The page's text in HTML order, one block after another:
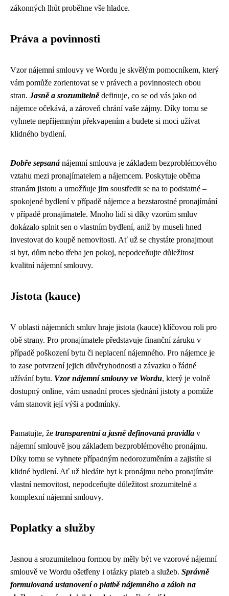
zákonných lhůt proběhne vše hladce.
Práva a povinnosti
Vzor nájemní smlouvy ve Wordu je skvělým pomocníkem, který
vám pomůže zorientovat se v právech a povinnostech obou
stran. Jasně a srozumitelnědefinuje, co se od vás jako od
nájemce očekává, a zároveň chrání vaše zájmy. Díky tomu se
vyhnete nepříjemným překvapením a budete si moci užívat
klidného bydlení.
Dobře sepsaná nájemní smlouva je základem bezproblémového
vztahu mezi pronajímatelem a nájemcem. Poskytuje oběma
stranám jistotu a umožňuje jim soustředit se na to podstatné –
spokojené bydlení v případě nájemce a bezstarostné pronajímání
v případě pronajímatele. Mnoho lidí si díky vzorům smluv
dokázalo splnit sen o vlastním bydlení, aniž by museli hned
investovat do koupě nemovitosti. Ať už se chystáte pronajmout
si byt, dům nebo třeba jen pokoj, nepodceňujte důležitost
kvalitní nájemní smlouvy.
Jistota (kauce)
V oblasti nájemních smluv hraje jistota (kauce) klíčovou roli pro
obě strany. Pro pronajímatele představuje finanční záruku v
případě poškození bytu či neplacení nájemného. Pro nájemce je
to zase potvrzení jejich důvěryhodnosti a závazku o řádné
užívání bytu. Vzor nájemní smlouvy ve Wordu, který je volně
dostupný online, vám usnadní proces sjednání jistoty a pomůže
vám stanovit její výši a podmínky.
Pamatujte, že transparentní a jasně definovaná pravidla v
nájemní smlouvě jsou základem bezproblémového pronájmu.
Díky tomu se vyhnete případným nedorozuměním a zajistíte si
klidné bydlení. Ať už hledáte byt k pronájmu nebo pronajímáte
vlastní nemovitost, nepodceňujte důležitost srozumitelné a
komplexní nájemní smlouvy.
Poplatky a služby
Jasnou a srozumitelnou formou by měly být ve vzorové nájemní
smlouvě ve Wordu ošetřeny i otázky plateb a služeb. Správně
formulovaná ustanovení o platbě nájemného a záloh na